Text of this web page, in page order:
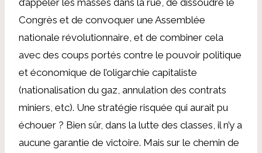
Congrès et de convoquer une Assemblée
nationale révolutionnaire, et de combiner cela
avec des coups portés contre le pouvoir politique
et économique de l’oligarchie capitaliste
(nationalisation du gaz, annulation des contrats
miniers, etc). Une stratégie risquée qui aurait pu
échouer ? Bien sûr, dans la lutte des classes, il n’y a
aucune garantie de victoire. Mais sur le chemin de